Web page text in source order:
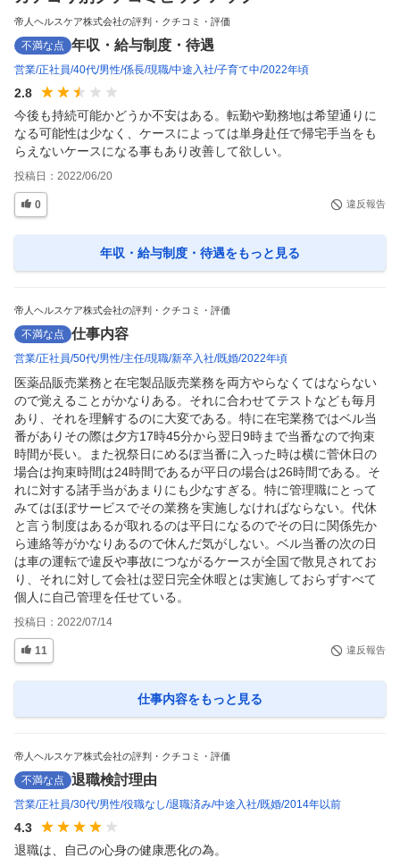
帝人ヘルスケア株式会社の評判・クチコミ・評価
不満な点 年収・給与制度・待遇
営業 正社員 40代 男性 係長 現職 中途入社 子育て中 2022年頃
2.8
今後も持続可能かどうか不安はある。転勤や勤務地は希望通りに
なる可能性は少なく、ケースによっては単身赴任で帰宅手当をも
らえないケースになる事もあり改善して欲しい。
投稿日： 2022/06/20
0 違反報告
年収・給与制度・待遇をもっと見る
帝人ヘルスケア株式会社の評判・クチコミ・評価
不満な点 仕事内容
営業 正社員 50代 男性 主任 現職 新卒入社 既婚 2022年頃
医薬品販売業務と在宅製品販売業務を両方やらなくてはならない
ので覚えることがかなりある。それに合わせてテストなども毎月
あり、それを理解するのに大変である。特に在宅業務ではベル当
番がありその際は夕方17時45分から翌日9時まで当番なので拘束
時間が長い。また祝祭日にめるぽ当番に入った時は横に菅休日の
場合は拘束時間は24時間であるが平日の場合は26時間である。そ
れに対する諸手当があまりにも少なすぎる。特に管理職にとって
みてはほぼサービスでその業務を実施しなければならない。代休
と言う制度はあるが取れるのは平日になるのでその日に関係先か
ら連絡等がかなりあるので休んだ気がしない。ベル当番の次の日
は車の運転で違反や事故につながるケースが全国で散見されてお
り、それに対して会社は翌日完全休暇とは実施しておらずすべて
個人に自己管理を任せている。
投稿日： 2022/07/14
11 違反報告
仕事内容をもっと見る
帝人ヘルスケア株式会社の評判・クチコミ・評価
不満な点 退職検討理由
営業 正社員 30代 男性 役職なし 退職済み 中途入社 既婚 2014年以前
4.3
退職は、自己の心身の健康悪化の為。